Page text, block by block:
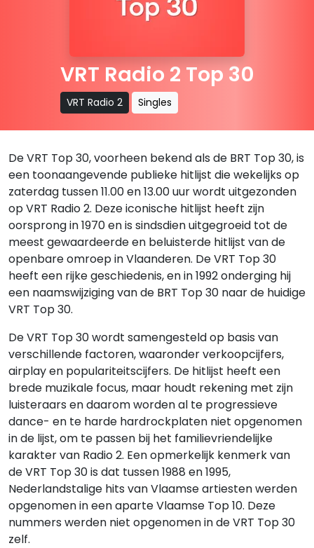
VRT Radio 2 Top 30
VRT Radio 2 Singles
De VRT Top 30, voorheen bekend als de BRT Top 30, is
een toonaangevende publieke hitlijst die wekelijks op
zaterdag tussen 11.00 en 13.00 uur wordt uitgezonden
op VRT Radio 2. Deze iconische hitlijst heeft zijn
oorsprong in 1970 en is sindsdien uitgegroeid tot de
meest gewaardeerde en beluisterde hitlijst van de
openbare omroep in Vlaanderen. De VRT Top 30
heeft een rijke geschiedenis, en in 1992 onderging hij
een naamswijziging van de BRT Top 30 naar de huidige
VRT Top 30.
De VRT Top 30 wordt samengesteld op basis van
verschillende factoren, waaronder verkoopcijfers,
airplay en populariteitscijfers. De hitlijst heeft een
brede muzikale focus, maar houdt rekening met zijn
luisteraars en daarom worden al te progressieve
dance- en te harde hardrockplaten niet opgenomen
in de lijst, om te passen bij het familievriendelijke
karakter van Radio 2. Een opmerkelijk kenmerk van
de VRT Top 30 is dat tussen 1988 en 1995,
Nederlandstalige hits van Vlaamse artiesten werden
opgenomen in een aparte Vlaamse Top 10. Deze
nummers werden niet opgenomen in de VRT Top 30
zelf.